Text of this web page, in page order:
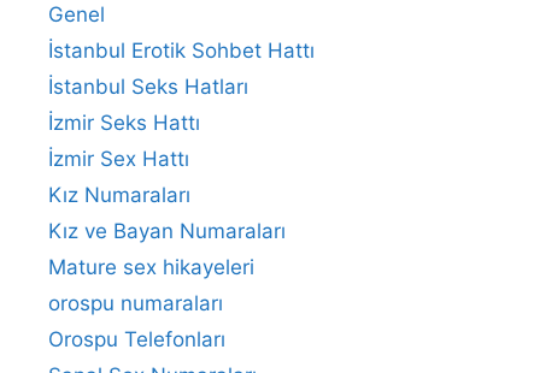
Genel
İstanbul Erotik Sohbet Hattı
İstanbul Seks Hatları
İzmir Seks Hattı
İzmir Sex Hattı
Kız Numaraları
Kız ve Bayan Numaraları
Mature sex hikayeleri
orospu numaraları
Orospu Telefonları